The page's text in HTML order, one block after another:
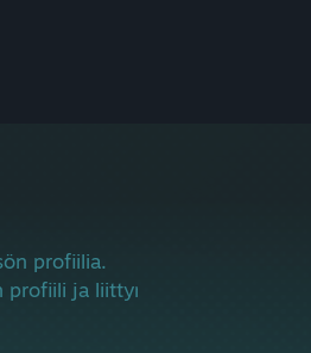
profiilia.
ja liittymään peliyhteisöön.